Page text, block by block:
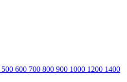
500 600 700 800 900 1000 1200 1400